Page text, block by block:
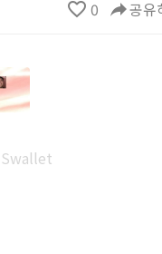
favorite_border 0 reply공유